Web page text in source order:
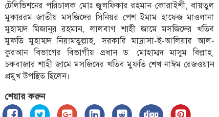
টেলিভিশনের পরিচালক মোঃ জুলফিকার রহমান কোরাইশী, বায়তুল
মুকাররম জাতীয় মসজিদের সিনিয়র পেশ ইমাম হাফেজ মাওলানা
মুহাম্মদ মিজানুর রহমান, লালবাগ শাহী জামে মসজিদের খতিব
মুফতি মুহাম্মদ নিয়ামতুল্লাহ, সরকারি মাদ্রাসা-ই-আলিয়ার আল-
কুরআন বিভাগের বিভাগীয় প্রধান ড. মোহাম্মদ মাসুম বিল্লাহ,
চকবাজার শাহী জামে মসজিদের খতিব মুফতি শেখ নাঈম রেজওয়ান
প্রমুখ উপস্থিত ছিলেন।
শেয়ার করুন